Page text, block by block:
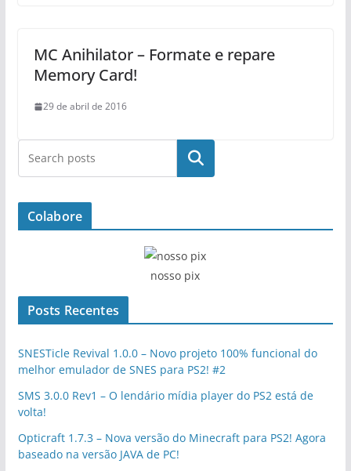
MC Anihilator – Formate e repare
Memory Card!
29 de abril de 2016
Pesquisar
Colabore
nosso pix
Posts Recentes
SNESTicle Revival 1.0.0 – Novo projeto 100% funcional do
melhor emulador de SNES para PS2! #2
SMS 3.0.0 Rev1 – O lendário mídia player do PS2 está de
volta!
Opticraft 1.7.3 – Nova versão do Minecraft para PS2! Agora
baseado na versão JAVA de PC!